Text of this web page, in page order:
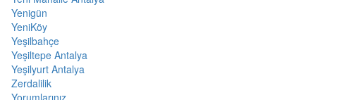
Yenigün
YeniKöy
Yeşilbahçe
Yeşiltepe Antalya
Yeşilyurt Antalya
Zerdalilik
Yorumlarınız